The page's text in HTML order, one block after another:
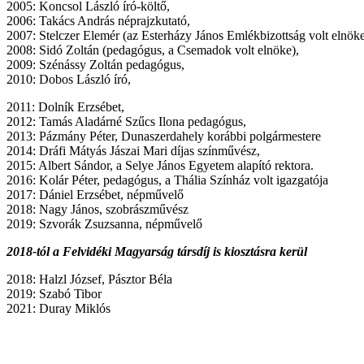
2005: Koncsol László író-költő,
2006: Takács András néprajzkutató,
2007: Stelczer Elemér (az Esterházy János Emlékbizottság volt
2008: Sidó Zoltán (pedagógus, a Csemadok volt elnöke),
2009: Szénássy Zoltán pedagógus,
2010: Dobos László író,
2011: Dolník Erzsébet,
2012: Tamás Aladárné Szűcs Ilona pedagógus,
2013: Pázmány Péter, Dunaszerdahely korábbi polgármestere
2014: Dráfi Mátyás Jászai Mari díjas színművész,
2015: Albert Sándor, a Selye János Egyetem alapító rektora.
2016: Kolár Péter, pedagógus, a Thália Színház volt igazgatója
2017: Dániel Erzsébet, népművelő
2018: Nagy János, szobrászművész
2019: Szvorák Zsuzsanna, népművelő
2018-tól a Felvidéki Magyarság társdíj is kiosztásra kerül
2018: Halzl József, Pásztor Béla
2019: Szabó Tibor
2021: Duray Miklós